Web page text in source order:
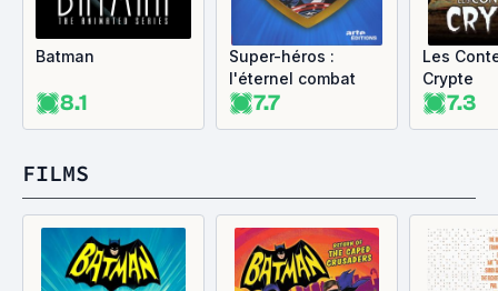
Batman
8.1
Super-héros :
l'éternel combat
7.7
Les
Crypte
7.3
FILMS